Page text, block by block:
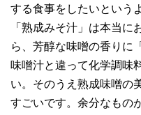
する食事をしたいという
「熟成みそ汁」は本当
ら、芳醇な味噌の香りに
味噌汁と違って化学調味
い。そのうえ熟成味噌の
すごいです。余分なもの